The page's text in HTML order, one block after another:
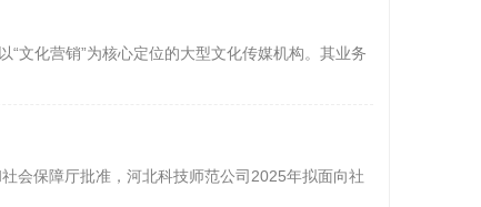
文化营销”为核心定位的大型文化传媒机构。其业务
会保障厅批准，河北科技师范公司2025年拟面向社